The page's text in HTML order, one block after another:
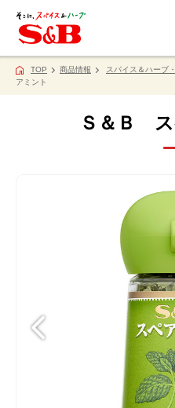
TOP 商品情報 スパイス＆ハーブ
アミント
Ｓ＆Ｂ ス